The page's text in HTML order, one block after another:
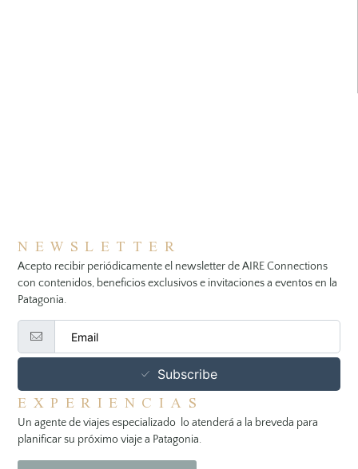
NEWSLETTER
Acepto recibir periódicamente el newsletter de AIRE Connections
con contenidos, beneficios exclusivos e invitaciones a eventos en la
Patagonia.
Subscribe
EXPERIENCIAS
Un agente de viajes especializado lo atenderá a la breveda para
planificar su próximo viaje a Patagonia.